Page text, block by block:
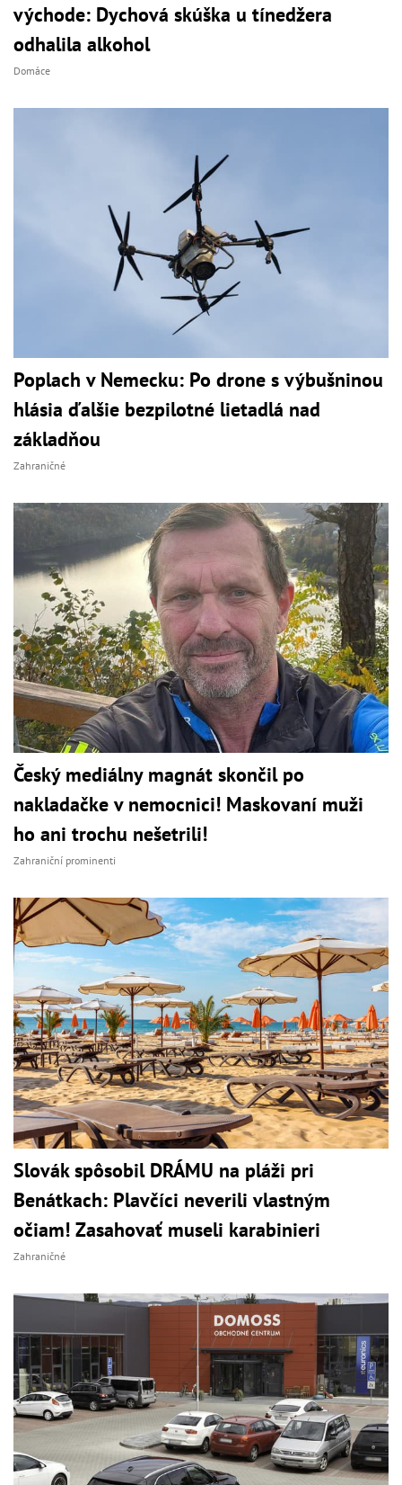
východe: Dychová skúška u tínedžera
odhalila alkohol
Domáce
Poplach v Nemecku: Po drone s výbušninou
hlásia ďalšie bezpilotné lietadlá nad
základňou
Zahraničné
Český mediálny magnát skončil po
nakladačke v nemocnici! Maskovaní muži
ho ani trochu nešetrili!
Zahraniční prominenti
Slovák spôsobil DRÁMU na pláži pri
Benátkach: Plavčíci neverili vlastným
očiam! Zasahovať museli karabinieri
Zahraničné